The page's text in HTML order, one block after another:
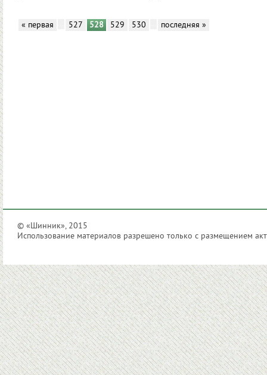
« первая 527 528 529 530 последняя »
© «Шинник», 2015
Использование материалов разрешено только с размещением